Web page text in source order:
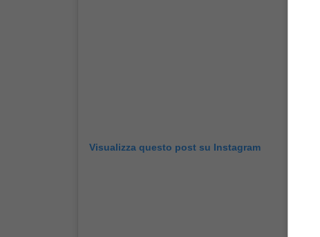
Visualizza questo post su Instagram